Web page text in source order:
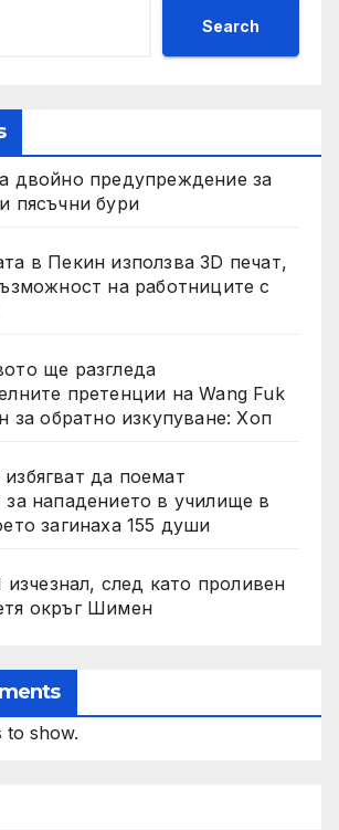
Search
двойно предупреждение за
пясъчни бури
в Пекин използва 3D печат,
на работниците с
ще разгледа
претенции на Wang Fuk
за обратно изкупуване: Хоп
да поемат
за нападението в училище в
загинаха 155 души
изчезнал, след като проливен
окръг Шимен
to show.